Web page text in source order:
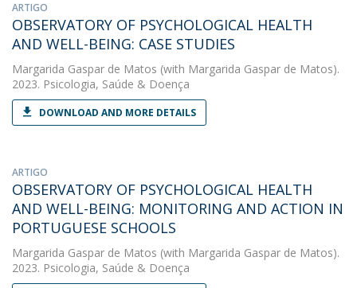
ARTIGO
OBSERVATORY OF PSYCHOLOGICAL HEALTH
AND WELL-BEING: CASE STUDIES
Margarida Gaspar de Matos (with Margarida Gaspar de Matos).
2023. Psicologia, Saúde & Doença
DOWNLOAD AND MORE DETAILS
ARTIGO
OBSERVATORY OF PSYCHOLOGICAL HEALTH
AND WELL-BEING: MONITORING AND ACTION IN
PORTUGUESE SCHOOLS
Margarida Gaspar de Matos (with Margarida Gaspar de Matos).
2023. Psicologia, Saúde & Doença